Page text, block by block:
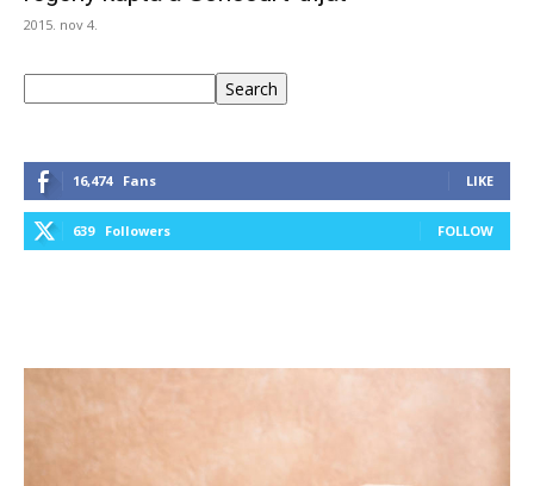
2015. nov 4.
Search
16,474 Fans LIKE
639 Followers FOLLOW